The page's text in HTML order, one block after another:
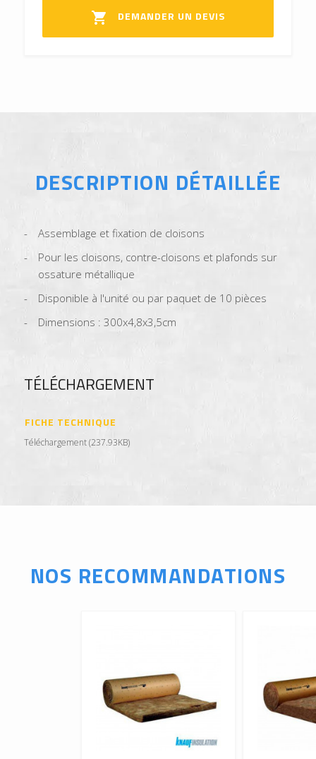
 DEMANDER UN DEVIS
DESCRIPTION DÉTAILLÉE
Assemblage et fixation de cloisons
Pour les cloisons, contre-cloisons et plafonds sur
ossature métallique
Disponible à l'unité ou par paquet de 10 pièces
Dimensions : 300x4,8x3,5cm
TÉLÉCHARGEMENT
FICHE TECHNIQUE
Téléchargement (237.93KB)
NOS RECOMMANDATIONS